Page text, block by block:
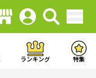
ランキング 特集